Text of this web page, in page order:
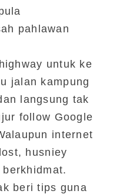
pahlawan
untuk ke
jalan kampung
langsung tak
follow Google
internet
husniey
beri tips guna